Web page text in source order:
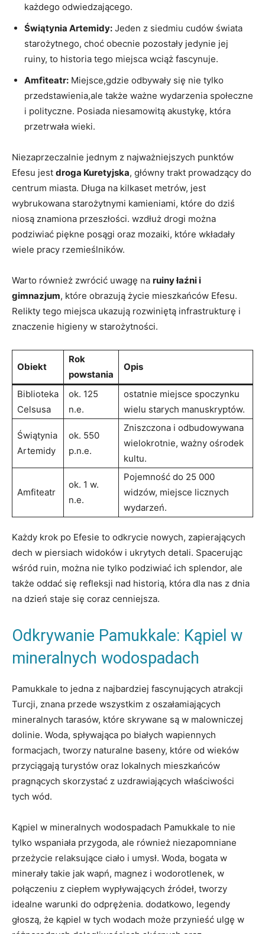
każdego odwiedzającego.
Świątynia Artemidy: Jeden z siedmiu cudów świata
starożytnego, choć obecnie pozostały jedynie jej
ruiny, to historia tego miejsca wciąż fascynuje.
Amfiteatr: Miejsce,gdzie odbywały się nie tylko
przedstawienia,ale także ważne wydarzenia społeczne
i polityczne. Posiada niesamowitą akustykę, która
przetrwała wieki.
Niezaprzeczalnie jednym z najważniejszych punktów
Efesu jest droga Kuretyjska, główny trakt prowadzący do
centrum miasta. Długa na kilkaset metrów, jest
wybrukowana starożytnymi kamieniami, które do dziś
niosą znamiona przeszłości. wzdłuż drogi można
podziwiać piękne posągi oraz mozaiki, które wkładały
wiele pracy rzemieślników.
Warto również zwrócić uwagę na ruiny łaźni i
gimnazjum, które obrazują życie mieszkańców Efesu.
Relikty tego miejsca ukazują rozwiniętą infrastrukturę i
znaczenie higieny w starożytności.
Obiekt
Rok
powstania
Opis
Biblioteka
Celsusa
ok. 125
n.e.
ostatnie miejsce spoczynku
wielu starych manuskryptów.
Świątynia
Artemidy
ok. 550
p.n.e.
Zniszczona i odbudowywana
wielokrotnie, ważny ośrodek
kultu.
Amfiteatr
ok. 1 w.
n.e.
Pojemność do 25 000
widzów, miejsce licznych
wydarzeń.
Każdy krok po Efesie to odkrycie nowych, zapierających
dech w piersiach widoków i ukrytych detali. Spacerując
wśród ruin, można nie tylko podziwiać ich splendor, ale
także oddać się refleksji nad historią, która dla nas z dnia
na dzień staje się coraz cenniejsza.
Odkrywanie Pamukkale: Kąpiel w
mineralnych wodospadach
Pamukkale to jedna z najbardziej fascynujących atrakcji
Turcji, znana przede wszystkim z oszałamiających
mineralnych tarasów, które skrywane są w malowniczej
dolinie. Woda, spływająca po białych wapiennych
formacjach, tworzy naturalne baseny, które od wieków
przyciągają turystów oraz lokalnych mieszkańców
pragnących skorzystać z uzdrawiających właściwości
tych wód.
Kąpiel w mineralnych wodospadach Pamukkale to nie
tylko wspaniała przygoda, ale również niezapomniane
przeżycie relaksujące ciało i umysł. Woda, bogata w
minerały takie jak wapń, magnez i wodorotlenek, w
połączeniu z ciepłem wypływających źródeł, tworzy
idealne warunki do odprężenia. dodatkowo, legendy
głoszą, że kąpiel w tych wodach może przynieść ulgę w